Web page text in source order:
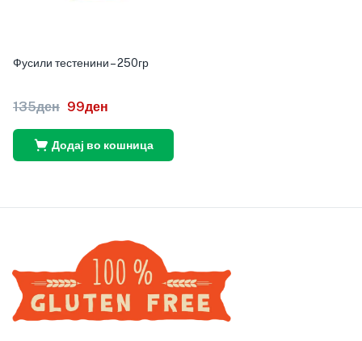
Фусили тестенини – 250гр
135ден 99ден
Додај во кошница